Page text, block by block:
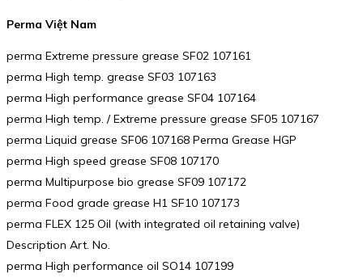
Perma Việt Nam
perma Extreme pressure grease SF02 107161
perma High temp. grease SF03 107163
perma High performance grease SF04 107164
perma High temp. / Extreme pressure grease SF05 107167
perma Liquid grease SF06 107168 Perma Grease HGP
perma High speed grease SF08 107170
perma Multipurpose bio grease SF09 107172
perma Food grade grease H1 SF10 107173
perma FLEX 125 Oil (with integrated oil retaining valve)
Description Art. No.
perma High performance oil SO14 107199